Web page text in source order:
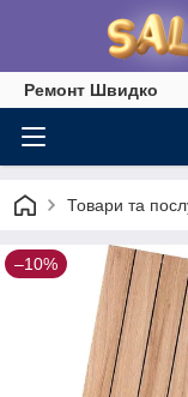
Ремонт Швидко
Товари та
–10%